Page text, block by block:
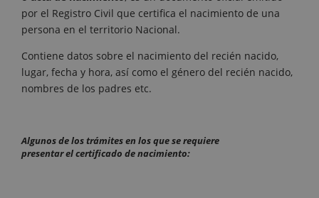
por el Registro Civil que certifica el nacimiento de una
persona en el territorio Nacional.
Contiene datos sobre el nacimiento del recién nacido,
lugar, fecha y hora, así como el género del recién nacido,
nombres de los padres etc.
Algunos de los trámites en los que se requiere
presentar el certificado de nacimiento: